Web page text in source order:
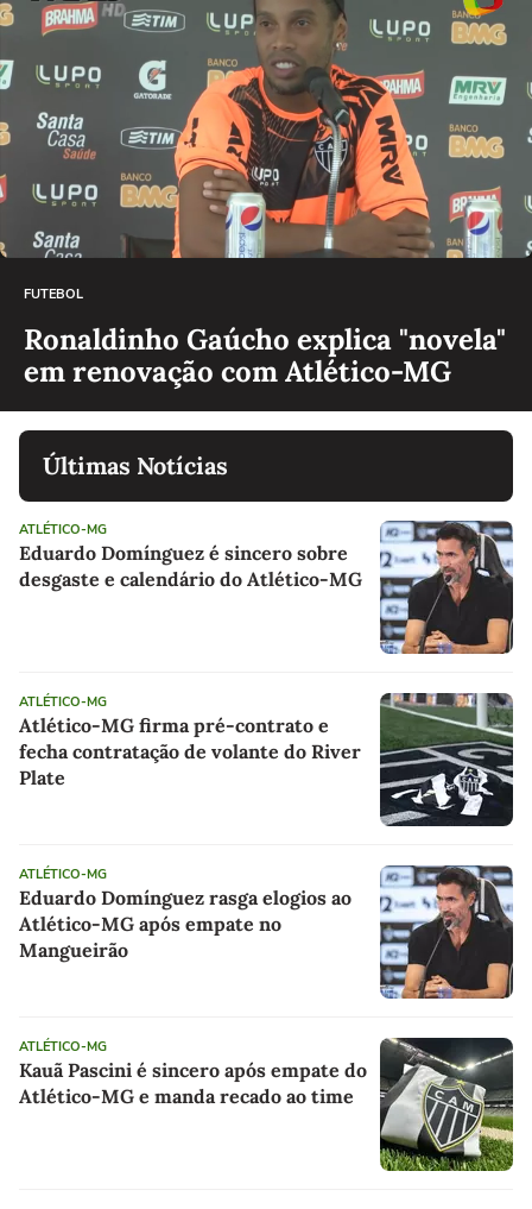
FUTEBOL
Ronaldinho Gaúcho explica "novela"
em renovação com Atlético-MG
Últimas Notícias
ATLÉTICO-MG
Eduardo Domínguez é sincero sobre
desgaste e calendário do Atlético-MG
ATLÉTICO-MG
Atlético-MG firma pré-contrato e
fecha contratação de volante do River
Plate
ATLÉTICO-MG
Eduardo Domínguez rasga elogios ao
Atlético-MG após empate no
Mangueirão
ATLÉTICO-MG
Kauã Pascini é sincero após empate do
Atlético-MG e manda recado ao time